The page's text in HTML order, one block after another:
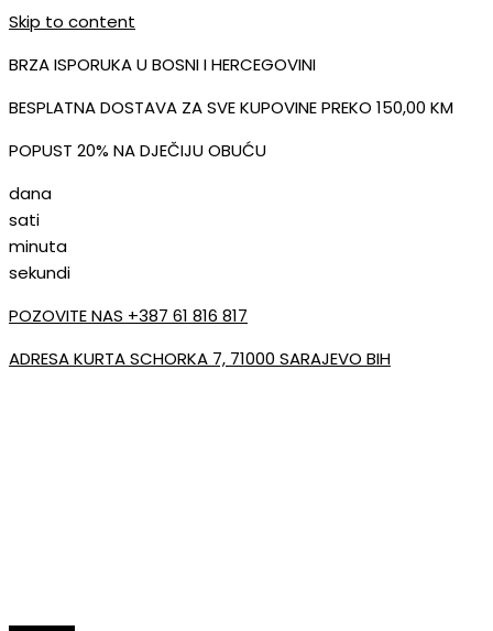
Skip to content
BRZA ISPORUKA U BOSNI I HERCEGOVINI
BESPLATNA DOSTAVA ZA SVE KUPOVINE PREKO 150,00 KM
POPUST 20% NA DJEČIJU OBUĆU
dana
sati
minuta
sekundi
POZOVITE NAS +387 61 816 817
ADRESA KURTA SCHORKA 7, 71000 SARAJEVO BIH